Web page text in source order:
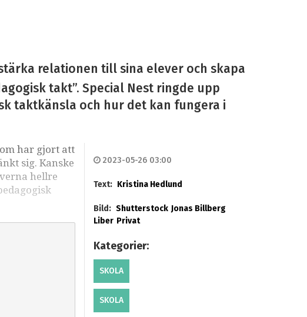
relationen till sina elever och skapa
takt”. Special Nest ringde upp
taktkänsla och hur det kan fungera i
har gjort att
sig. Kanske
hellre
2023-05-26 03:00
Text: Kristina Hedlund
Bild: Shutterstock Jonas Billberg
Liber Privat
Kategorier:
SKOLA
SKOLA